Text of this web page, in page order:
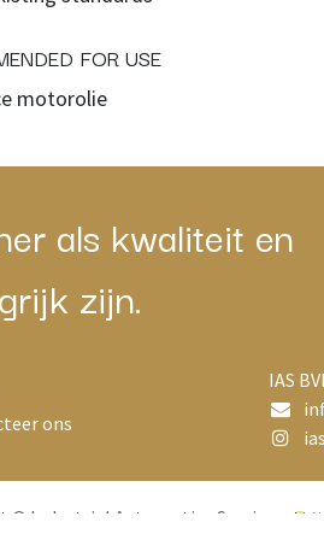
FOR USE
motorolie
als kwaliteit en
zijn.
ons
IAS
© Industrial Automotive Services